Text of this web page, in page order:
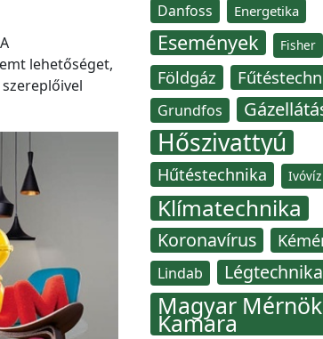
lehetőséget,
Danfoss Energetika
Események Fisher
Földgáz
Grundfos
Hőszivattyú
Hűtéstechnika Ivóvíz
Klímatechnika
Koronavírus
Lindab Légtechnika
Magyar
Kamara